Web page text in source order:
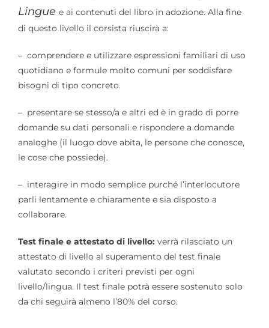
Lingue e ai contenuti del libro in adozione. Alla fine
di questo livello il corsista riuscirà a:
– comprendere e utilizzare espressioni familiari di uso
quotidiano e formule molto comuni per soddisfare
bisogni di tipo concreto.
– presentare se stesso/a e altri ed è in grado di porre
domande su dati personali e rispondere a domande
analoghe (il luogo dove abita, le persone che conosce,
le cose che possiede).
– interagire in modo semplice purché l’interlocutore
parli lentamente e chiaramente e sia disposto a
collaborare.
Test finale e attestato di livello: verrà rilasciato un
attestato di livello al superamento del test finale
valutato secondo i criteri previsti per ogni
livello/lingua. Il test finale potrà essere sostenuto solo
da chi seguirà almeno l’80% del corso.